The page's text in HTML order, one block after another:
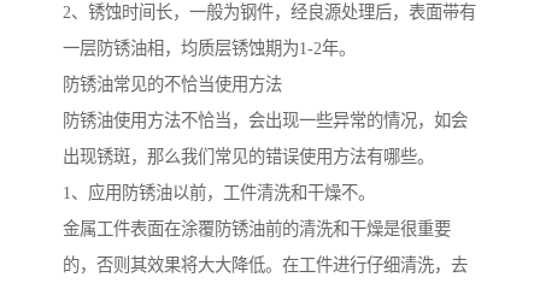
2、锈蚀时间长，一般为钢件，经良源处理后，表面带有
一层防锈油相，均质层锈蚀期为1-2年。
防锈油常见的不恰当使用方法
防锈油使用方法不恰当，会出现一些异常的情况，如会
出现锈斑，那么我们常见的错误使用方法有哪些。
1、应用防锈油以前，工件清洗和干燥不。
金属工件表面在涂覆防锈油前的清洗和干燥是很重要
的，否则其效果将大大降低。在工件进行仔细清洗，去